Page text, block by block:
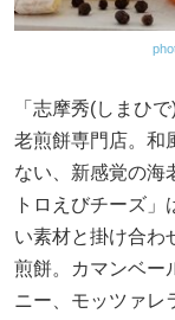
「志摩秀(しまひ
老煎餅専門店。和
ない、新感覚の海
トロえびチーズ
い素材と掛け合わ
煎餅。カマンベー
ニー、モッツァレ